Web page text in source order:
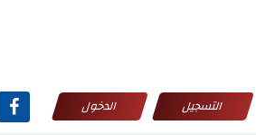
التسجيل الدخول